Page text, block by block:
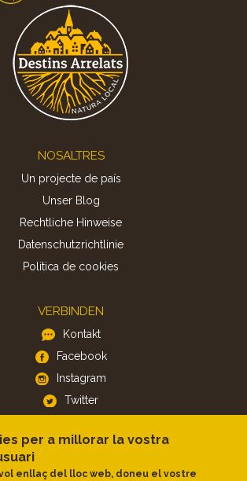
NOSALTRES
Un projecte de país
Unser Blog
Rechtliche Hinweise
Datenschutzrichtlinie
Politica de cookies
VERBINDEN
Kontakt
Facebook
Instagram
Twitter
APP
iOS
per a millorar la vostra
enllaç del lloc web, doneu el vostre